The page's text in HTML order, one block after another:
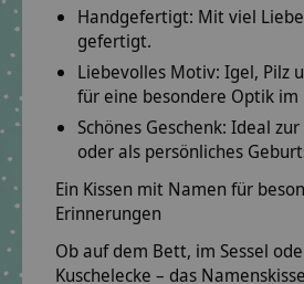
Handgefertigt: Mit viel
gefertigt.
Liebevolles Motiv: Igel, Pilz
für eine besondere Optik im
Schönes Geschenk: Ideal zur
oder als persönliches
Ein Kissen mit Namen für
Erinnerungen
Ob auf dem Bett, im Sessel
Kuschelecke – das